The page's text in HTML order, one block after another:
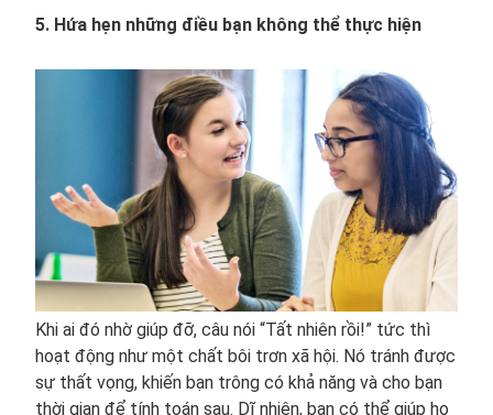
5. Hứa hẹn những điều bạn không thể thực hiện
Khi ai đó nhờ giúp đỡ, câu nói “Tất nhiên rồi!” tức thì
hoạt động như một chất bôi trơn xã hội. Nó tránh được
sự thất vọng, khiến bạn trông có khả năng và cho bạn
thời gian để tính toán sau. Dĩ nhiên, bạn có thể giúp họ